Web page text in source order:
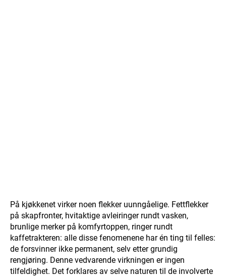
På kjøkkenet virker noen flekker uunngåelige. Fettflekker
på skapfronter, hvitaktige avleiringer rundt vasken,
brunlige merker på komfyrtoppen, ringer rundt
kaffetrakteren: alle disse fenomenene har én ting til felles:
de forsvinner ikke permanent, selv etter grundig
rengjøring. Denne vedvarende virkningen er ingen
tilfeldighet. Det forklares av selve naturen til de involverte